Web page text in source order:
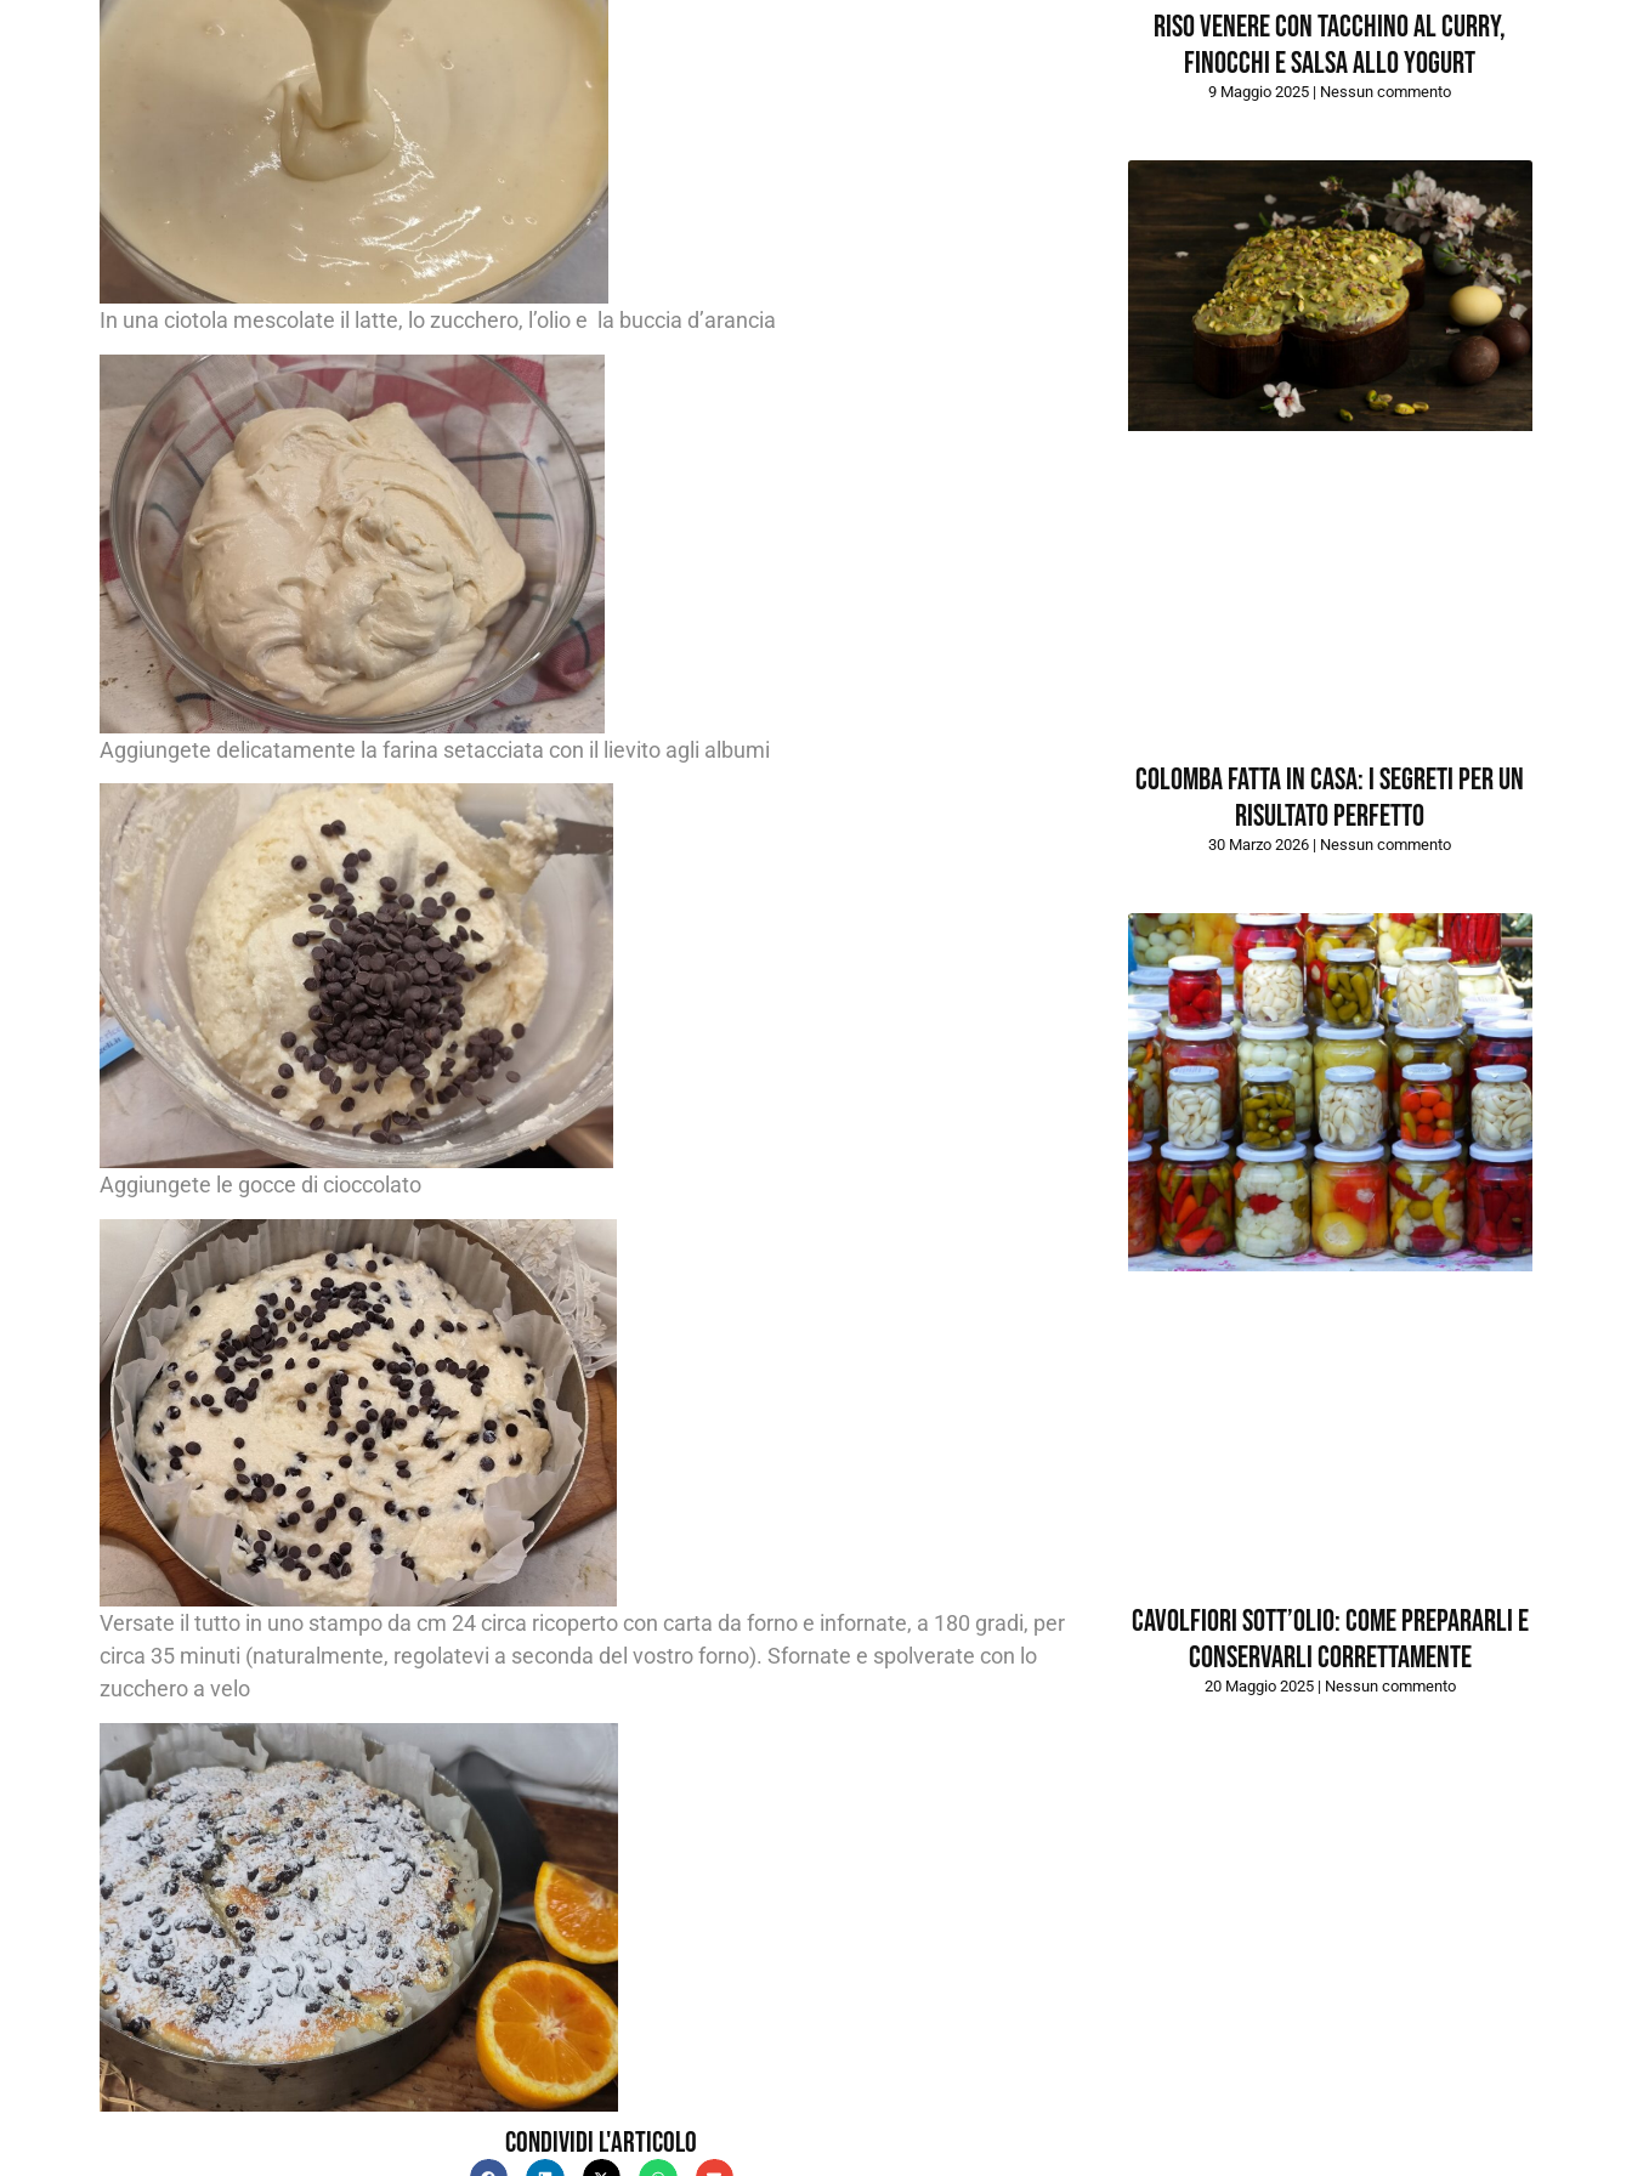
In una ciotola mescolate il latte, lo zucchero, l’olio e la buccia d’arancia
Aggiungete delicatamente la farina setacciata con il lievito agli albumi
Aggiungete le gocce di cioccolato
Versate il tutto in uno stampo da cm 24 circa ricoperto con carta da forno e infornate, a 180 gradi, per
circa 35 minuti (naturalmente, regolatevi a seconda del vostro forno). Sfornate e spolverate con lo
zucchero a velo
Condividi l'articolo
RISO VENERE CON TACCHINO AL CURRY,
FINOCCHI E SALSA ALLO YOGURT
9 Maggio 2025 Nessun commento
Colomba fatta in casa: i segreti per un
risultato perfetto
30 Marzo 2026 Nessun commento
Cavolfiori sott’olio: come prepararli e
conservarli correttamente
20 Maggio 2025 Nessun commento